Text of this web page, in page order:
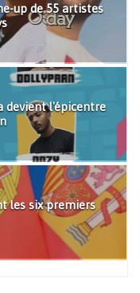
up de 55 artistes
devient l'épicentre
les six premiers